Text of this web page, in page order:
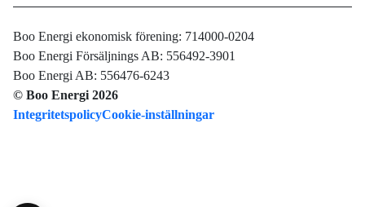
Visselblåsarfunktion
Jobba hos oss
© Boo Energi 2026
IntegritetspolicyCookie-inställningar
Boo Energi ekonomisk förening: 714000-0204
Boo Energi Försäljnings AB: 556492-3901
Boo Energi AB: 556476-6243